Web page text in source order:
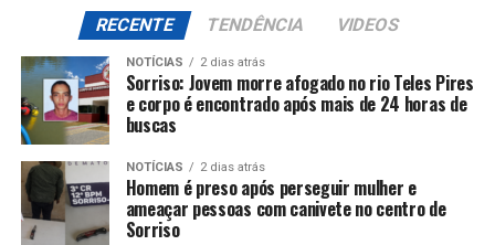
RECENTE TENDÊNCIA VIDEOS
NOTÍCIAS 2 dias atrás
Sorriso: Jovem morre afogado no rio Teles Pires
e corpo é encontrado após mais de 24 horas de
buscas
NOTÍCIAS 2 dias atrás
Homem é preso após perseguir mulher e
ameaçar pessoas com canivete no centro de
Sorriso